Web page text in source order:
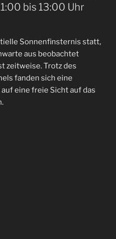
bis 13:00 Uhr
Sonnenfinsternis statt,
aus beobachtet
zeitweise. Trotz des
fanden sich eine
eine freie Sicht auf das